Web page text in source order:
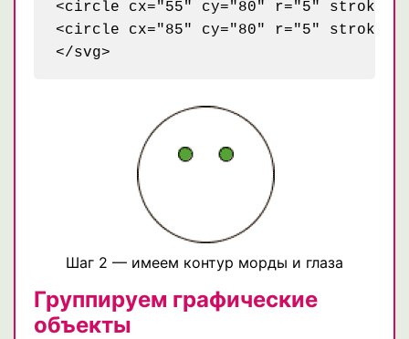
<circle cx="55" cy="80" r="5"
<circle cx="85" cy="80" r="5"
Шаг 2 — имеем контур морды и глаза
Группируем графические
объекты